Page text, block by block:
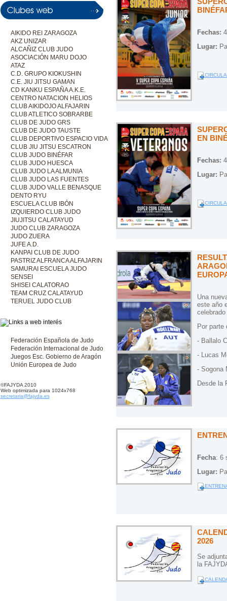
AIKIDO REI ZARAGOZA
AKZ UNIZAR
ALCAÑIZ CLUB JUDO
ASOCIACIÓN MARU DOJO
ATAZ
C.D. GRUPO KIOKUSHIN
C.E. JIU JITSU GAMAN
CD KANKU ESPAÑA A.K.E.
CENTRO NATACION HELIOS
CLUB AIKIDOJO ALFAJARIN
CLUB ATLETICO SOBRARBE
CLUB DE JUDO GRS
CLUB DE JUDO TAUSTE
CLUB DEPORTIVO ESPACIO VIDA
CLUB JIU JITSU ESCATRON
CLUB JUDO BINÉFAR
CLUB JUDO HUESCA
CLUB JUDO LA ALMUNIA
CLUB JUDO LAS FUENTES
CLUB JUDO VALLE BENASQUE
DENTO RYU
ESCUELA CLUB IBÓN
IZQUIERDO CLUB JUDO
JIUJITSU CALATAYUD
JUDO CLUB ZARAGOZA
JUDO ZUERA
JUFE A.D.
KANPAI CLUB DE JUDO
PASTRIZ ALFRANCA ALFAJARIN
SAMURAI ESCUELA JUDO
SENSEI
SHISEI CALATORAO
TEAM CRUZ CALATAYUD
TERUEL JUDO CLUB
Federación Española de Judo
Federación Internacional de Judo
Juegos Esc. Gobierno de Aragón
Unión Europea de Judo
©FAJYDA 2010
Web optimizada para 1024x768
secretaria@fajyda.es
Fechas:
Lugar:
EN
Fechas:
Lugar:
Una
este año
Por parte
- Ballalo
- Lucas
- Sogona
Desde la
Fecha: 6
Lugar:
2026
Se
la